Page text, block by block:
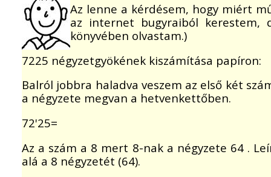
Az lenne a kérdésem, hogy miért
az internet bugyraiból kerestem,
könyvében olvastam.)
7225 négyzetgyökének kiszámítása papíron:
Balról jobbra haladva veszem az első két
a négyzete megvan a hetvenkettőben.
72'25=
Az a szám a 8 mert 8-nak a négyzete 64 .
alá a 8 négyzetét (64).